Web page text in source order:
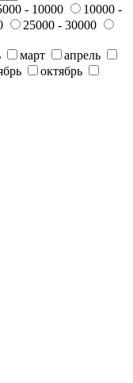
- 10000
10000 -
25000 - 30000
март
апрель
октябрь